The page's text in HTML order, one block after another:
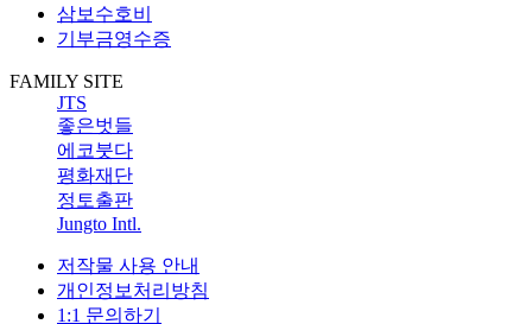
삼보수호비
기부금영수증
FAMILY SITE
JTS
좋은벗들
에코붓다
평화재단
정토출판
Jungto Intl.
저작물 사용 안내
개인정보처리방침
1:1 문의하기